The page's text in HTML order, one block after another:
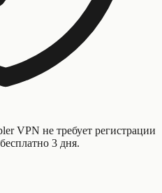
VPN не требует регистрации
3 дня.